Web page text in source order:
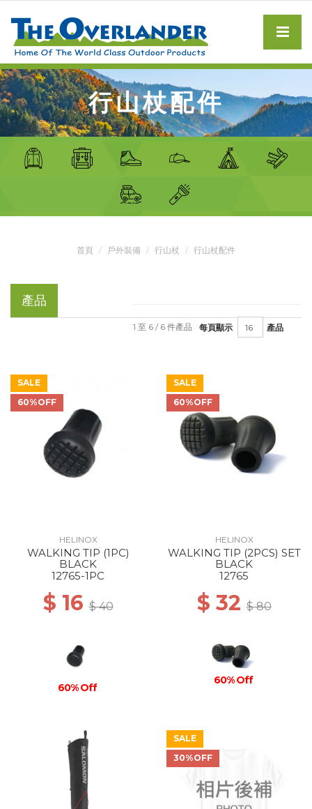
行山杖配件
首頁 戶外裝備 行山杖 行山杖配件
產品
每頁顯示 產品
1 至 6 / 6 件產品
SALE
60%OFF
HELINOX
WALKING TIP (1PC)
BLACK
12765-1PC
$ 16$ 40
60% Off
SALE
60%OFF
HELINOX
WALKING TIP (2PCS) SET
BLACK
12765
$ 32$ 80
60% Off
SALE
30%OFF